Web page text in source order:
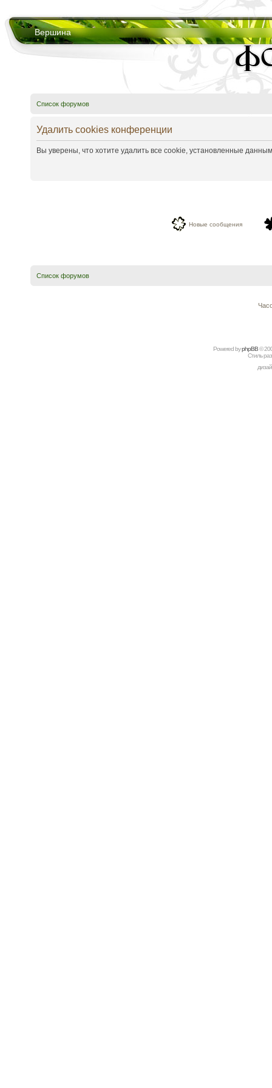
Вершина
Список форумов
Удалить cookies конференции
Вы уверены, что хотите удалить все cookie, установленные
Новые сообщения
Список форумов
Powered byрhрBВ©
Стиль